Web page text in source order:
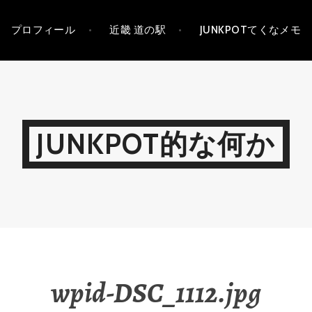
プロフィール 近畿 道の駅 JUNKPOTてくなメモ
JUNKPOT的な何か
wpid-DSC_1112.jpg